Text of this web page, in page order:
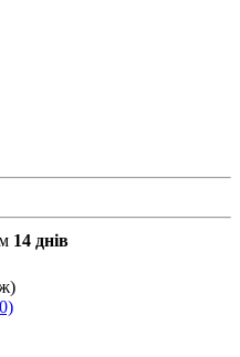
14 днів